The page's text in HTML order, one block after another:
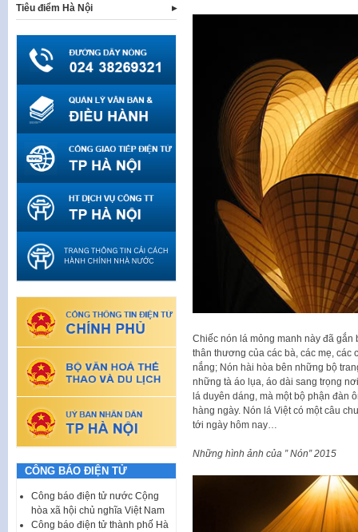
Chiếc nón lá mỏng manh này đã
thân thương của các bà, các mẹ, các
nắng; Nón hài hòa bên những bộ
những tà áo lụa, áo dài sang trọng
lá duyên dáng, mà một bộ phận đàn
hàng ngày. Nón lá Việt có một câu
tới ngày hôm nay…
Những hình ảnh của ” Nón” 2015
Tiêu điểm Hà Nội
CÔNG BÁO ĐIỆN TỬ
Công báo điện tử nước Cộng
hòa xã hội chủ nghĩa Việt Nam
Công báo điện tử thành phố Hà